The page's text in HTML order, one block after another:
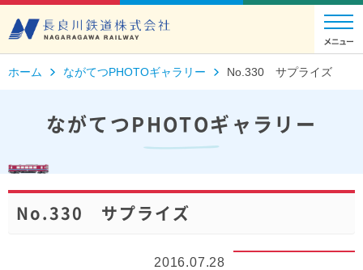
ホーム ながてつPHOTOギャラリー No.330 サプライズ
ながてつPHOTOギャラリー
No.330 サプライズ
2016.07.28